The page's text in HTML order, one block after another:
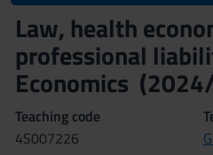
Law, health
professional
Economics
Teaching code
4S007226